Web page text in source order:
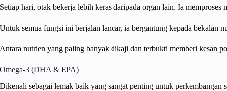
Setiap hari, otak bekerja lebih keras daripada organ lain. Ia
Untuk semua fungsi ini berjalan lancar, ia bergantung kepada bekalan
Antara nutrien yang paling banyak dikaji dan terbukti memberi kesan
Omega-3 (DHA & EPA)
Dikenali sebagai lemak baik yang sangat penting untuk perkembangan